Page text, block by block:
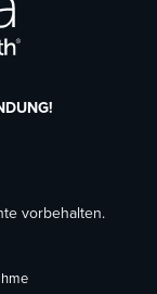
vorbehalten.